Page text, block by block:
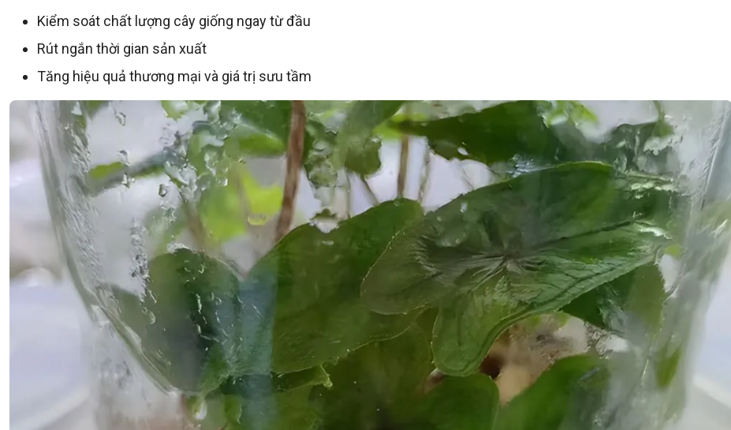
Kiểm soát chất lượng cây giống ngay từ đầu
Rút ngắn thời gian sản xuất
Tăng hiệu quả thương mại và giá trị sưu tầm